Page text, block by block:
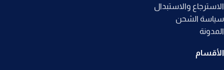
الاسترجاع والاستبدال
سياسة الشحن
المدونة
الأقسام